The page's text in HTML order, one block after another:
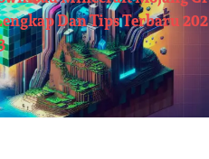
Dan Tips Terbaru 202